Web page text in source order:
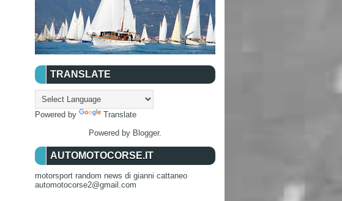
TRANSLATE
Powered by
Translate
Powered by Blogger.
AUTOMOTOCORSE.IT
motorsport random news di gianni cattaneo
automotocorse2@gmail.com